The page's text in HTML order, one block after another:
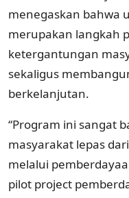
menegaskan bahwa
merupakan langkah
ketergantungan
sekaligus
berkelanjutan.
“Program ini sangat
masyarakat lepas
melalui
pilot project